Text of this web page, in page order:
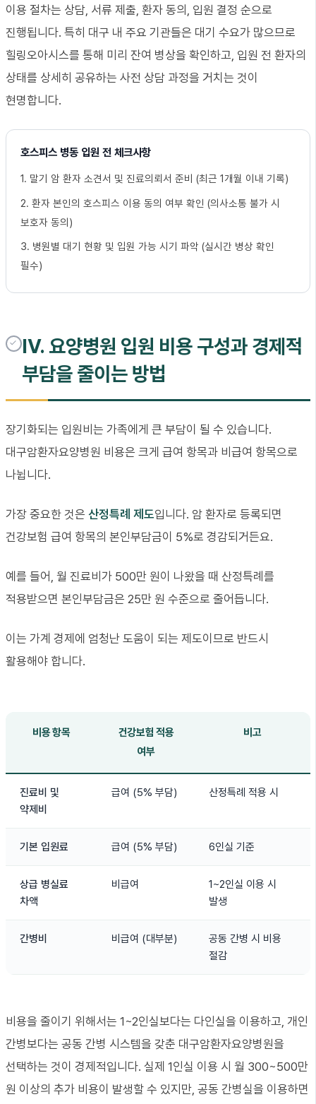
이용 절차는 상담, 서류 제출, 환자 동의, 입원 결정 순으로
진행됩니다. 특히 대구 내 주요 기관들은 대기 수요가 많으므로
힐링오아시스를 통해 미리 잔여 병상을 확인하고, 입원 전 환자의
상태를 상세히 공유하는 사전 상담 과정을 거치는 것이
현명합니다.
호스피스 병동 입원 전 체크사항
1. 말기 암 환자 소견서 및 진료의뢰서 준비 (최근 1개월 이내 기록)
2. 환자 본인의 호스피스 이용 동의 여부 확인 (의사소통 불가 시
보호자 동의)
3. 병원별 대기 현황 및 입원 가능 시기 파악 (실시간 병상 확인
필수)
IV. 요양병원 입원 비용 구성과 경제적
부담을 줄이는 방법
장기화되는 입원비는 가족에게 큰 부담이 될 수 있습니다.
대구암환자요양병원 비용은 크게 급여 항목과 비급여 항목으로
나뉩니다.
가장 중요한 것은 산정특례 제도입니다. 암 환자로 등록되면
건강보험 급여 항목의 본인부담금이 5%로 경감되거든요.
예를 들어, 월 진료비가 500만 원이 나왔을 때 산정특례를
적용받으면 본인부담금은 25만 원 수준으로 줄어듭니다.
이는 가계 경제에 엄청난 도움이 되는 제도이므로 반드시
활용해야 합니다.
비용 항목
건강보험 적용
여부
비고
진료비 및
약제비
급여 (5% 부담) 산정특례 적용 시
기본 입원료 급여 (5% 부담) 6인실 기준
상급 병실료
차액
비급여
1~2인실 이용 시
발생
간병비 비급여 (대부분)
공동 간병 시 비용
절감
비용을 줄이기 위해서는 1~2인실보다는 다인실을 이용하고, 개인
간병보다는 공동 간병 시스템을 갖춘 대구암환자요양병원을
선택하는 것이 경제적입니다. 실제 1인실 이용 시 월 300~500만
원 이상의 추가 비용이 발생할 수 있지만, 공동 간병실을 이용하면